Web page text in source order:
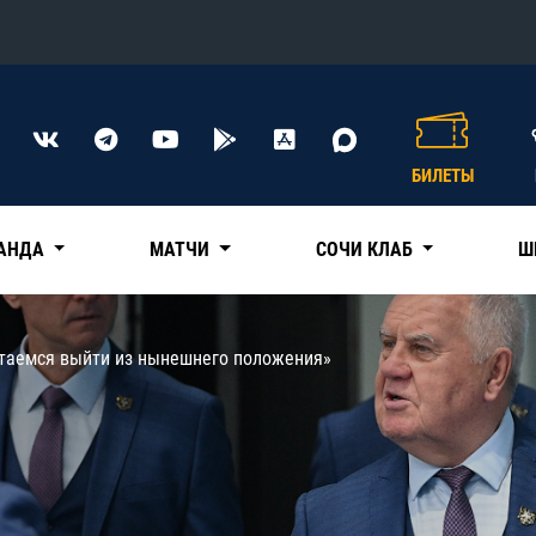
Конференция «Восток»
Нефтехимик
Трактор
Дивизион Чернышева
Авангард
Адмирал
КХЛ
БИЛЕТЫ
МАТЧИ СОЧИ КЛАБ
выйти из нынешнего положения»